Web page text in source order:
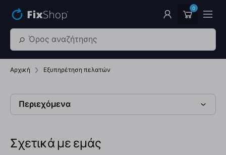
0
Αρχική Εξυπηρέτηση πελατών
Περιεχόμενα
Σχετικά με εμάς